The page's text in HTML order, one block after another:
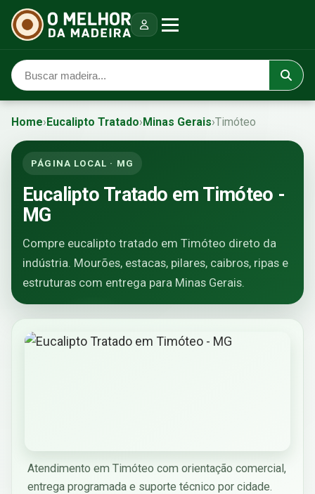
Home›Eucalipto Tratado›Minas Gerais›Timóteo
PÁGINA LOCAL · MG
Eucalipto Tratado em Timóteo -
MG
Compre eucalipto tratado em Timóteo direto da
indústria. Mourões, estacas, pilares, caibros, ripas e
estruturas com entrega para Minas Gerais.
Atendimento em Timóteo com orientação comercial,
entrega programada e suporte técnico por cidade.